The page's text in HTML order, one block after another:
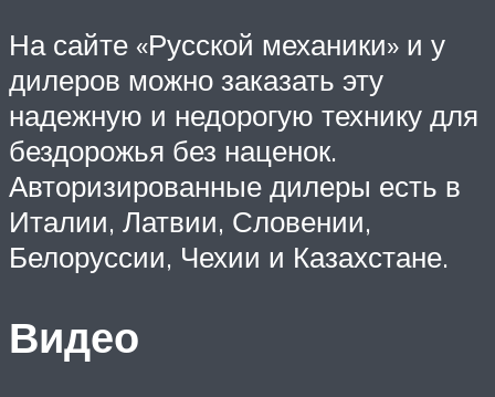
На сайте «Русской механики» и у
дилеров можно заказать эту
надежную и недорогую технику для
бездорожья без наценок.
Авторизированные дилеры есть в
Италии, Латвии, Словении,
Белоруссии, Чехии и Казахстане.
Видео